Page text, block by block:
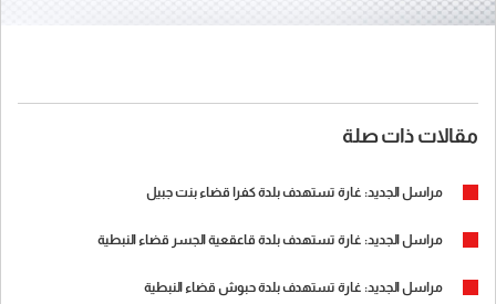
مقالات ذات صلة
مراسل الجديد: غارة تستهدف بلدة كفرا قضاء بنت جبيل
مراسل الجديد: غارة تستهدف بلدة قاعقعية الجسر قضاء النبطية
مراسل الجديد: غارة تستهدف بلدة حبوش قضاء النبطية